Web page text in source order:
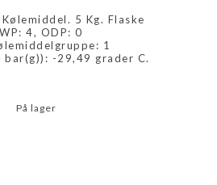
5 Kg. Flaske
4, ODP: 0
1
bar(g)): -29,49 grader C.
På lager